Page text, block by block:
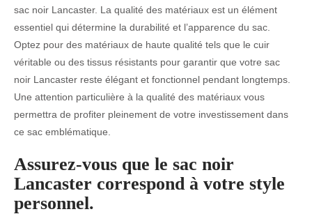
sac noir Lancaster. La qualité des matériaux est un élément
essentiel qui détermine la durabilité et l’apparence du sac.
Optez pour des matériaux de haute qualité tels que le cuir
véritable ou des tissus résistants pour garantir que votre sac
noir Lancaster reste élégant et fonctionnel pendant longtemps.
Une attention particulière à la qualité des matériaux vous
permettra de profiter pleinement de votre investissement dans
ce sac emblématique.
Assurez-vous que le sac noir
Lancaster correspond à votre style
personnel.